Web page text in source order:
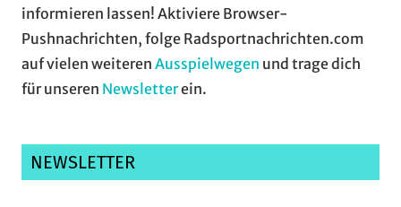
informieren lassen! Aktiviere Browser-
Pushnachrichten, folge Radsportnachrichten.com
auf vielen weiteren Ausspielwegen und trage dich
für unseren Newsletterein.
NEWSLETTER